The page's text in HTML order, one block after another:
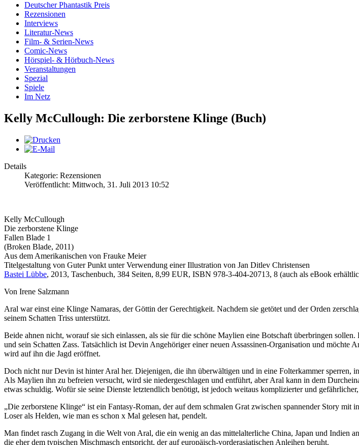
Deutscher Phantastik Preis
Rezensionen
Interviews
Literatur-News
Film- & Serien-News
Comic-News
Hörspiel- & Hörbuch-News
Veranstaltungen
Spezial
Spiele
Im Netz
Kelly McCullough: Die zerborstene Klinge (Buch)
Details
Kategorie: Rezensionen
Veröffentlicht: Mittwoch, 31. Juli 2013 10:52
Kelly McCullough
Die zerborstene Klinge
Fallen Blade 1
(Broken Blade, 2011)
Aus dem Amerikanischen von Frauke Meier
Titelgestaltung von Guter Punkt unter Verwendung einer Illustration von Jan Ditlev Christensen
Bastei Lübbe, 2013, Taschenbuch, 384 Seiten, 8,99 EUR, ISBN 978-3-404-20713, 8 (auch als eBook
Von Irene Salzmann
Aral war einst eine Klinge Namaras, der Göttin der Gerechtigkeit. Nachdem sie getötet und der Orden
seinem Schatten Triss unterstützt.
Beide ahnen nicht, worauf sie sich einlassen, als sie für die schöne Maylien eine Botschaft überbringen
und sein Schatten Zass. Tatsächlich ist Devin Angehöriger einer neuen Assassinen-Organisation und
wird auf ihn die Jagd eröffnet.
Doch nicht nur Devin ist hinter Aral her. Diejenigen, die ihn überwältigen und in eine Folterkammer sperren,
Als Maylien ihn zu befreien versucht, wird sie niedergeschlagen und entführt, aber Aral kann in dem
etwas schuldig. Wofür sie seine Dienste letztendlich benötigt, ist jedoch weitaus komplizierter und
„Die zerborstene Klinge“ ist ein Fantasy-Roman, der auf dem schmalen Grat zwischen spannender Story
Loser als Helden, wie man es schon x Mal gelesen hat, pendelt.
Man findet rasch Zugang in die Welt von Aral, die ein wenig an das mittelalterliche China, Japan und Indien
die eher dem typischen Mischmasch entspricht, der auf europäisch-vorderasiatischen Anleihen beruht.